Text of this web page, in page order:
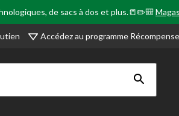
de sacs à dos et plus.📒✏️🎒
Accédez au programme